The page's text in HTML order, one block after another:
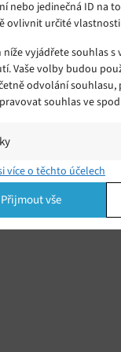
nebo jedinečná ID na
ovlivnit určité vlastnosti
vyjádřete souhlas
Vaše volby budou
odvolání souhlasu,
souhlas ve
a/nebo přístup k
kombinací údajů z
více o těchto účelech
Přijmout vše